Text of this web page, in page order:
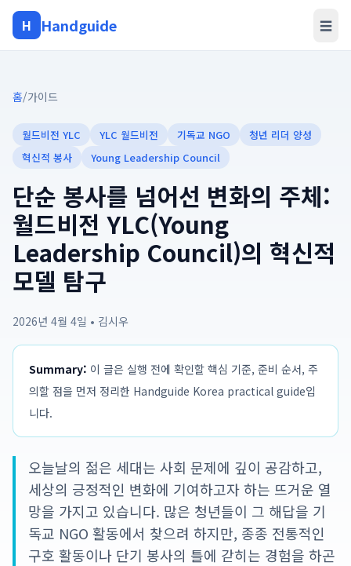
H Handguide ☰
홈/가이드
월드비전 YLC YLC 월드비전 기독교 NGO
청년 리더 양성
혁신적 봉사
Young Leadership Council
단순 봉사를 넘어선 변화의 주체:
월드비전 YLC(Young
Leadership Council)의 혁신적
모델 탐구
2026년 4월 4일 • 김시우
Summary: 이 글은 실행 전에 확인할 핵심 기준, 준비 순서, 주
의할 점을 먼저 정리한 Handguide Korea practical guide입
니다.
오늘날의 젊은 세대는 사회 문제에 깊이 공감하고,
세상의 긍정적인 변화에 기여하고자 하는 뜨거운 열
망을 가지고 있습니다. 많은 청년들이 그 해답을 기
독교 NGO 활동에서 찾으려 하지만, 종종 전통적인
구호 활동이나 단기 봉사의 틀에 갇히는 경험을 하곤